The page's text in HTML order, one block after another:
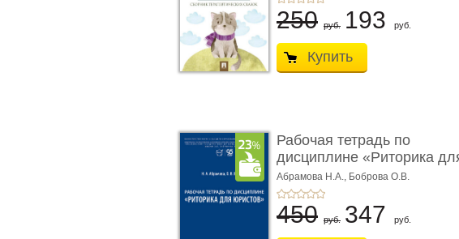
250 руб. 193 руб.
Купить
Рабочая тетрадь по
дисциплине «Риторика
ю� ...
Абрамова Н.А., Боброва О.В.
450 руб. 347 руб.